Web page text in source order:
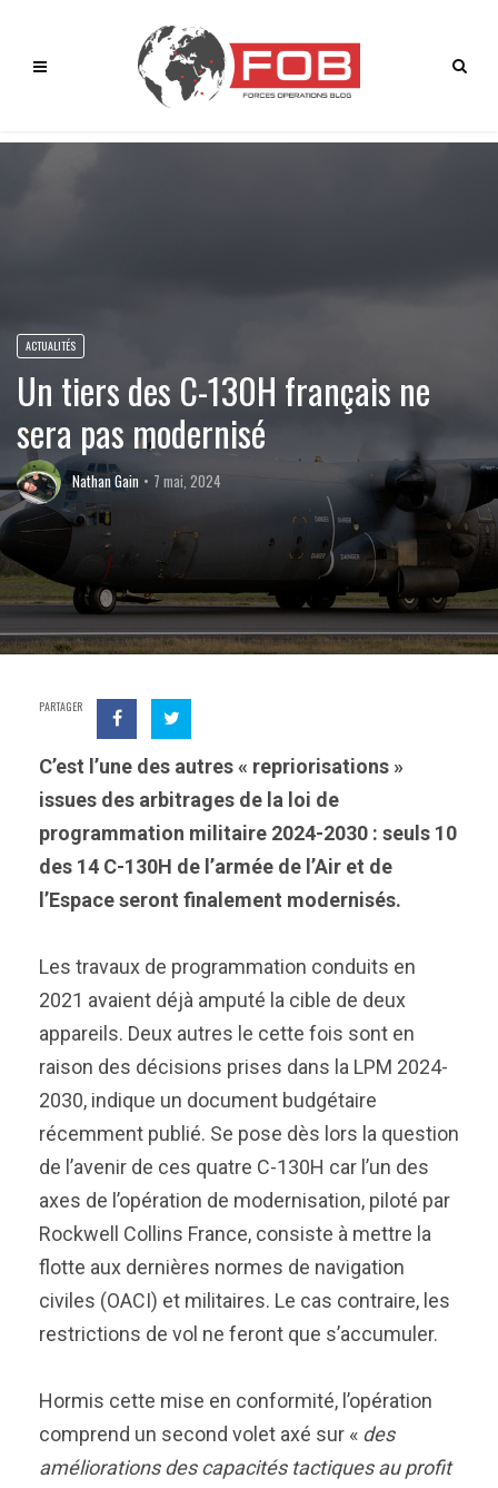
ACTUALITÉS
Un tiers des C-130H français ne
sera pas modernisé
Nathan Gain 7 mai, 2024
PARTAGER
C’est l’une des autres « repriorisations »
issues des arbitrages de la loi de
programmation militaire 2024-2030 : seuls 10
des 14 C-130H de l’armée de l’Air et de
l’Espace seront finalement modernisés.
Les travaux de programmation conduits en
2021 avaient déjà amputé la cible de deux
appareils. Deux autres le cette fois sont en
raison des décisions prises dans la LPM 2024-
2030, indique un document budgétaire
récemment publié. Se pose dès lors la question
de l’avenir de ces quatre C-130H car l’un des
axes de l’opération de modernisation, piloté par
Rockwell Collins France, consiste à mettre la
flotte aux dernières normes de navigation
civiles (OACI) et militaires. Le cas contraire, les
restrictions de vol ne feront que s’accumuler.
Hormis cette mise en conformité, l’opération
comprend un second volet axé sur « des
améliorations des capacités tactiques au profit